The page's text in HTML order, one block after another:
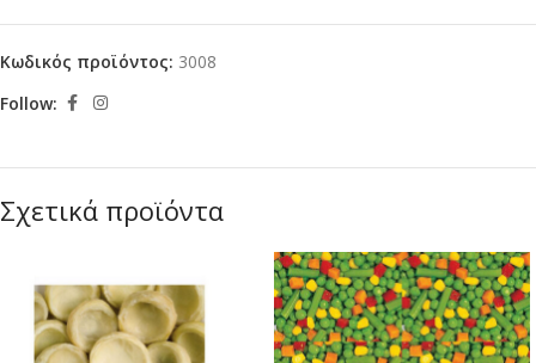
Κωδικός προϊόντος: 3008
Follow:
Σχετικά προϊόντα